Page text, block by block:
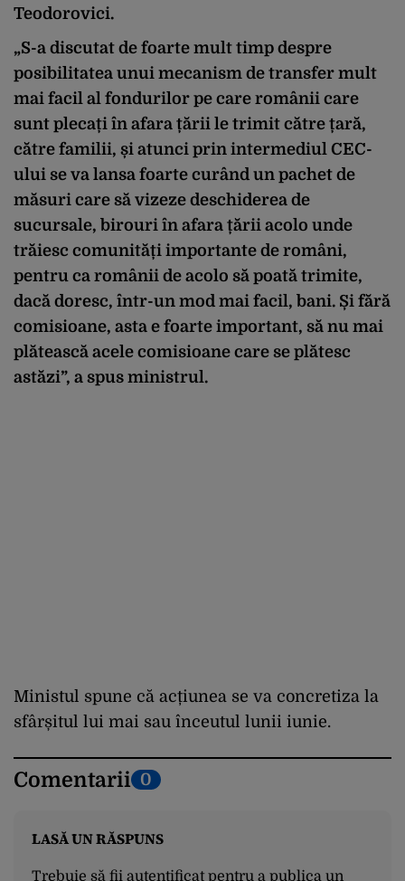
Teodorovici.
„S-a discutat de foarte mult timp despre
posibilitatea unui mecanism de transfer mult
mai facil al fondurilor pe care românii care
sunt plecați în afara țării le trimit către țară,
către familii, și atunci prin intermediul CEC-
ului se va lansa foarte curând un pachet de
măsuri care să vizeze deschiderea de
sucursale, birouri în afara țării acolo unde
trăiesc comunități importante de români,
pentru ca românii de acolo să poată trimite,
dacă doresc, într-un mod mai facil, bani. Și fără
comisioane, asta e foarte important, să nu mai
plătească acele comisioane care se plătesc
astăzi”, a spus ministrul.
Ministul spune că acțiunea se va concretiza la
sfârșitul lui mai sau înceutul lunii iunie.
Comentarii 0
LASĂ UN RĂSPUNS
Trebuie să fii autentificatpentru a publica un